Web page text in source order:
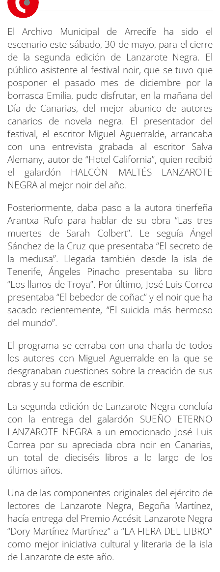
El Archivo Municipal de Arrecife ha sido el
escenario este sábado, 30 de mayo, para el cierre
de la segunda edición de Lanzarote Negra. El
público asistente al festival noir, que se tuvo que
posponer el pasado mes de diciembre por la
borrasca Emilia, pudo disfrutar, en la mañana del
Día de Canarias, del mejor abanico de autores
canarios de novela negra. El presentador del
festival, el escritor Miguel Aguerralde, arrancaba
con una entrevista grabada al escritor Salva
Alemany, autor de “Hotel California”, quien recibió
el galardón HALCÓN MALTÉS LANZAROTE
NEGRA al mejor noir del año.
Posteriormente, daba paso a la autora tinerfeña
Arantxa Rufo para hablar de su obra “Las tres
muertes de Sarah Colbert”. Le seguía Ángel
Sánchez de la Cruz que presentaba “El secreto de
la medusa”. Llegada también desde la isla de
Tenerife, Ángeles Pinacho presentaba su libro
“Los llanos de Troya”. Por último, José Luis Correa
presentaba “El bebedor de coñac” y el noir que ha
sacado recientemente, “El suicida más hermoso
del mundo”.
El programa se cerraba con una charla de todos
los autores con Miguel Aguerralde en la que se
desgranaban cuestiones sobre la creación de sus
obras y su forma de escribir.
La segunda edición de Lanzarote Negra concluía
con la entrega del galardón SUEÑO ETERNO
LANZAROTE NEGRA a un emocionado José Luis
Correa por su apreciada obra noir en Canarias,
un total de dieciséis libros a lo largo de los
últimos años.
Una de las componentes originales del ejército de
lectores de Lanzarote Negra, Begoña Martínez,
hacía entrega del Premio Accésit Lanzarote Negra
“Dory Martínez Martínez” a “LA FIERA DEL LIBRO”
como mejor iniciativa cultural y literaria de la isla
de Lanzarote de este año.